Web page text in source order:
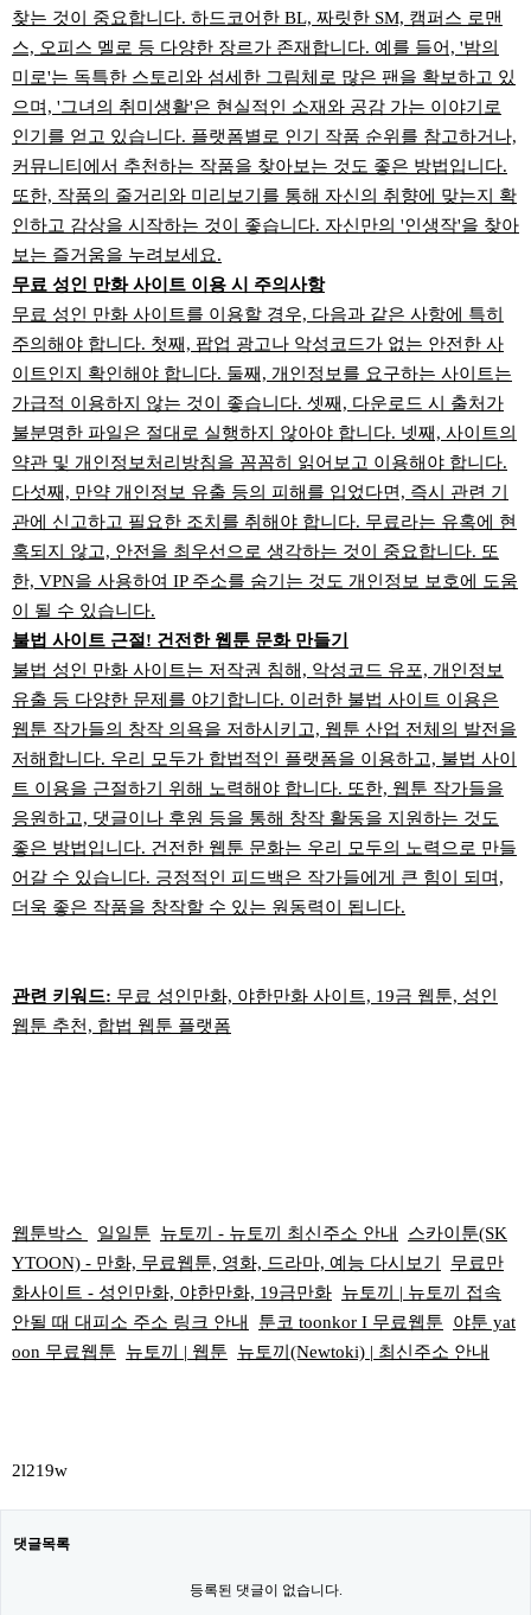
찾는 것이 중요합니다. 하드코어한 BL, 짜릿한 SM, 캠퍼스 로맨
스, 오피스 멜로 등 다양한 장르가 존재합니다. 예를 들어, '밤의
미로'는 독특한 스토리와 섬세한 그림체로 많은 팬을 확보하고 있
으며, '그녀의 취미생활'은 현실적인 소재와 공감 가는 이야기로
인기를 얻고 있습니다. 플랫폼별로 인기 작품 순위를 참고하거나,
커뮤니티에서 추천하는 작품을 찾아보는 것도 좋은 방법입니다.
또한, 작품의 줄거리와 미리보기를 통해 자신의 취향에 맞는지 확
인하고 감상을 시작하는 것이 좋습니다. 자신만의 '인생작'을 찾아
보는 즐거움을 누려보세요.
무료 성인 만화 사이트 이용 시 주의사항
무료 성인 만화 사이트를 이용할 경우, 다음과 같은 사항에 특히
주의해야 합니다. 첫째, 팝업 광고나 악성코드가 없는 안전한 사
이트인지 확인해야 합니다. 둘째, 개인정보를 요구하는 사이트는
가급적 이용하지 않는 것이 좋습니다. 셋째, 다운로드 시 출처가
불분명한 파일은 절대로 실행하지 않아야 합니다. 넷째, 사이트의
약관 및 개인정보처리방침을 꼼꼼히 읽어보고 이용해야 합니다.
다섯째, 만약 개인정보 유출 등의 피해를 입었다면, 즉시 관련 기
관에 신고하고 필요한 조치를 취해야 합니다. 무료라는 유혹에 현
혹되지 않고, 안전을 최우선으로 생각하는 것이 중요합니다. 또
한, VPN을 사용하여 IP 주소를 숨기는 것도 개인정보 보호에 도움
이 될 수 있습니다.
불법 사이트 근절! 건전한 웹툰 문화 만들기
불법 성인 만화 사이트는 저작권 침해, 악성코드 유포, 개인정보
유출 등 다양한 문제를 야기합니다. 이러한 불법 사이트 이용은
웹툰 작가들의 창작 의욕을 저하시키고, 웹툰 산업 전체의 발전을
저해합니다. 우리 모두가 합법적인 플랫폼을 이용하고, 불법 사이
트 이용을 근절하기 위해 노력해야 합니다. 또한, 웹툰 작가들을
응원하고, 댓글이나 후원 등을 통해 창작 활동을 지원하는 것도
좋은 방법입니다. 건전한 웹툰 문화는 우리 모두의 노력으로 만들
어갈 수 있습니다. 긍정적인 피드백은 작가들에게 큰 힘이 되며,
더욱 좋은 작품을 창작할 수 있는 원동력이 됩니다.
관련 키워드: 무료 성인만화, 야한만화 사이트, 19금 웹툰, 성인
웹툰 추천, 합법 웹툰 플랫폼
웹툰박스 일일툰 뉴토끼 - 뉴토끼 최신주소 안내
스카이툰(SK
YTOON) - 만화, 무료웹툰, 영화, 드라마, 예능 다시보기
무료만
화사이트 - 성인만화, 야한만화, 19금만화 뉴토끼 | 뉴토끼 접속
안될 때 대피소 주소 링크 안내
툰코 toonkor I 무료웹툰
야툰 yat
oon 무료웹툰
뉴토끼 | 웹툰 뉴토끼(Newtoki) | 최신주소 안내
2l219w
댓글목록
등록된 댓글이 없습니다.